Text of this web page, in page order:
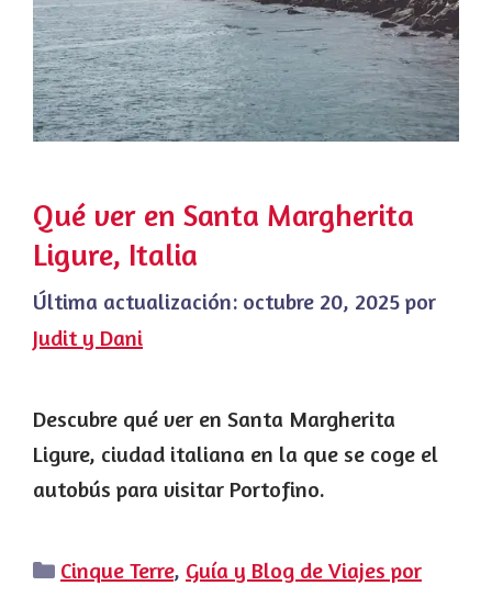
Qué ver en Santa Margherita
Ligure, Italia
Última actualización: octubre 20, 2025 por
Judit y Dani
Descubre qué ver en Santa Margherita
Ligure, ciudad italiana en la que se coge el
autobús para visitar Portofino.
Categorías
Cinque Terre, Guía y Blog de Viajes por